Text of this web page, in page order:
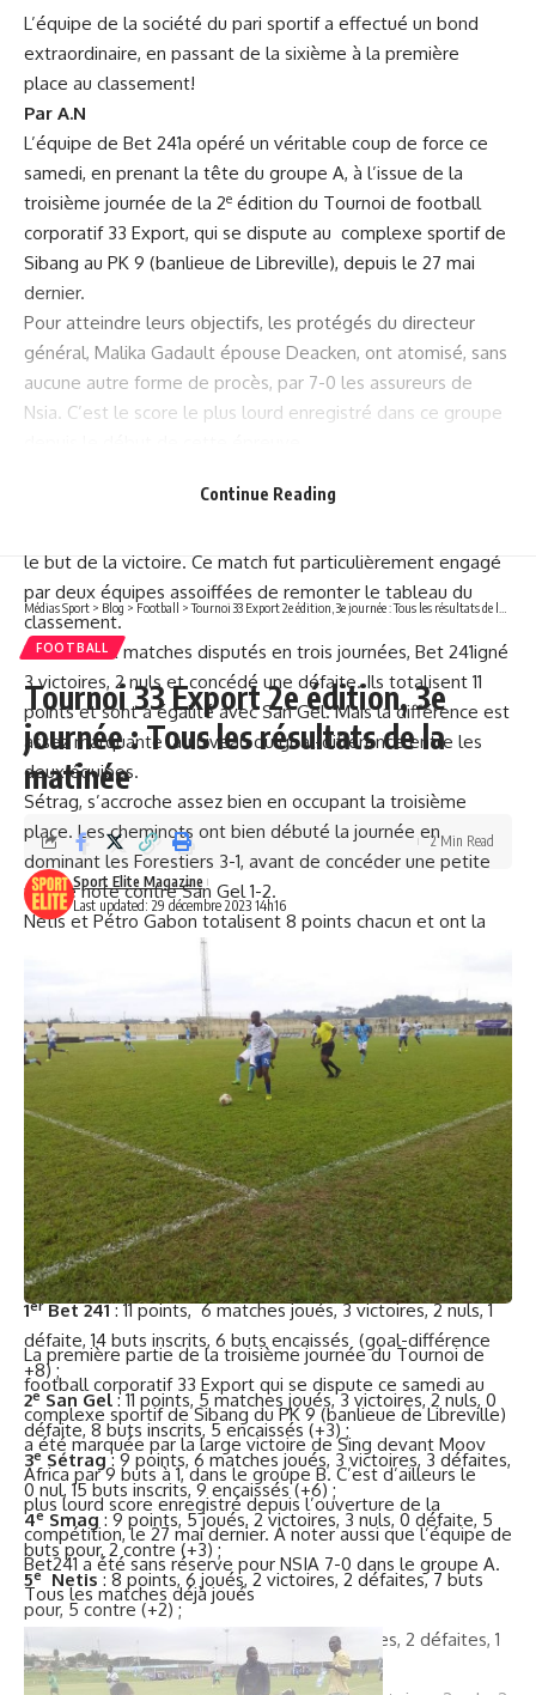
L’équipe de la société du pari sportif a effectué un bond
extraordinaire, en passant de la sixième à la première
place au classement!
Par A.N
L’équipe de Bet 241a opéré un véritable coup de force ce
samedi, en prenant la tête du groupe A, à l’issue de la
troisième journée de la 2e édition du Tournoi de football
corporatif 33 Export, qui se dispute au complexe sportif de
Sibang au PK 9 (banlieue de Libreville), depuis le 27 mai
dernier.
Pour atteindre leurs objectifs, les protégés du directeur
général, Malika Gadault épouse Deacken, ont atomisé, sans
aucune autre forme de procès, par 7-0 les assureurs de
Nsia. C’est le score le plus lourd enregistré dans ce groupe
de Sibang, les joueurs de Bet241 menés 0-1 par Netis, ont
le but de la victoire. Ce match fut particulièrement engagé
par deux équipes assoiffées de remonter le tableau du
classement.
Lors des six matches disputés en trois journées, Bet 241igné
3 victoires, 2 nuls et concédé une défaite. Ils totalisent 11
points et sont à égalité avec San Gel. Mais la différence est
assez marquante au niveau du goal-différence entre les
deux équipes.
Sétrag, s’accroche assez bien en occupant la troisième
place. Les cheminots ont bien débuté la journée en
dominant les Forestiers 3-1, avant de concéder une petite
fausse note contre San Gel 1-2.
Netis et Pétro Gabon totalisent 8 points chacun et ont la
au niveau de son attaque.
Rappel de tous les résultats du groupe A à SIBANG:
Smag – Netis : 1-1 ;
Nia – Canal Box : 1-4 ;
Setrag – Les Forestiers : 3-1 ;
Petro – Smag : 0-0 ;
Bet241 – Nsia : 7-0 ;
San Gel – Setrag : 2-1;
Les Forestiers – Canal Box: 3-1 ;
Bet241 – Netis : 2-1.
Classement du groupe :
1erBet 241: 11 points, 6 matches joués, 3 victoires, 2 nuls, 1
défaite, 14 buts inscrits, 6 buts encaissés (goal-différence
+8) ;
2e San Gel : 11 points, 5 matches joués, 3 victoires, 2 nuls, 0
défaite, 8 buts inscrits, 5 encaissés (+3) ;
3e Sétrag : 9 points, 6 matches joués, 3 victoires, 3 défaites,
0 nul, 15 buts inscrits, 9 encaissés (+6) ;
4e Smag : 9 points, 5 joués, 2 victoires, 3 nuls, 0 défaite, 5
buts pour, 2 contre (+3) ;
5e Netis : 8 points, 6 joués, 2 victoires, 2 défaites, 7 buts
pour, 5 contre (+2) ;
6
: 8 points, 5 joués, 2 victoires, 2 défaites, 1
défaites, 5 buts pour, 3 contre (+2) ;
Continue Reading
Médias Sport > Blog > Football >Tournoi 33 Export 2e édition, 3e journée : Tous les résultats de la matinée
FOOTBALL
Tournoi 33 Export 2e édition, 3e
journée : Tous les résultats de la
matinée
Last updated: 29 décembre 2023 14h16
Sport Elite Magazine
2 Min Read
La première partie de la troisième journée du Tournoi de
football corporatif 33 Export qui se dispute ce samedi au
complexe sportif de Sibang du PK 9 (banlieue de Libreville)
a été marquée par la large victoire de Sing devant Moov
Africa par 9 buts à 1, dans le groupe B. C’est d’ailleurs le
plus lourd score enregistré depuis l’ouverture de la
compétition, le 27 mai dernier. A noter aussi que l’équipe de
Bet241 a été sans réserve pour NSIA 7-0 dans le groupe A.
Tous les matches déjà joués